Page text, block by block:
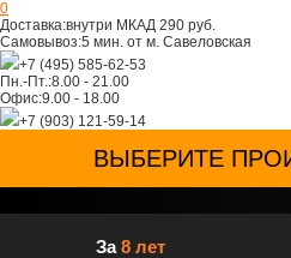
0
Доставка:внутри МКАД 290 руб.
Самовывоз:5 мин. от м. Савеловская
+7 (495) 585-62-53
Пн.-Пт.:8.00 - 21.00
Офис:9.00 - 18.00
+7 (903) 121-59-14
ВЫБЕРИТЕ
За8 лет